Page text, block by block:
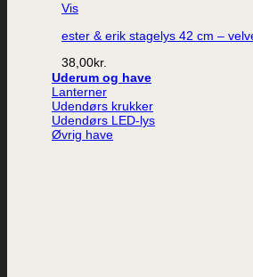
Vis
ester & erik stagelys 42 cm –
38,00kr.
Uderum og have
Lanterner
Udendørs krukker
Udendørs LED-lys
Øvrig have